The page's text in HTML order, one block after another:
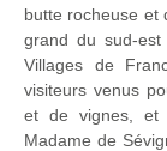
butte rocheuse et
grand du sud-
Villages de
visiteurs venus
et de vignes, et
Madame de